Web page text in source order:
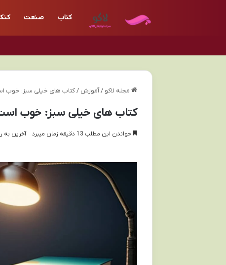
کتاب صنعت
مجله لاکو / آموزش / کتاب های خیلی سبز: خوب
کتاب های خیلی سبز: خوب
آخرین به روز خواندن این مطلب 13 دقیقه زمان میبرد